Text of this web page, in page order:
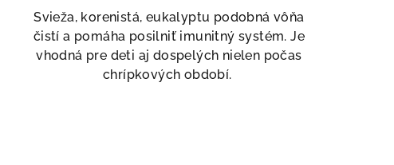
Svieža, korenistá, eukalyptu podobná vôňa
čistí a pomáha posilniť imunitný systém. Je
vhodná pre deti aj dospelých nielen počas
chrípkových období.